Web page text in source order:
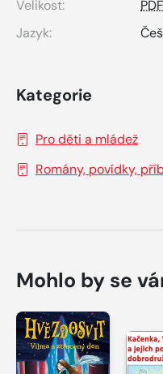
Velikost:
Jazyk:
Kategorie
Pro děti a mládež
Romány, povídky,
Mohlo by se